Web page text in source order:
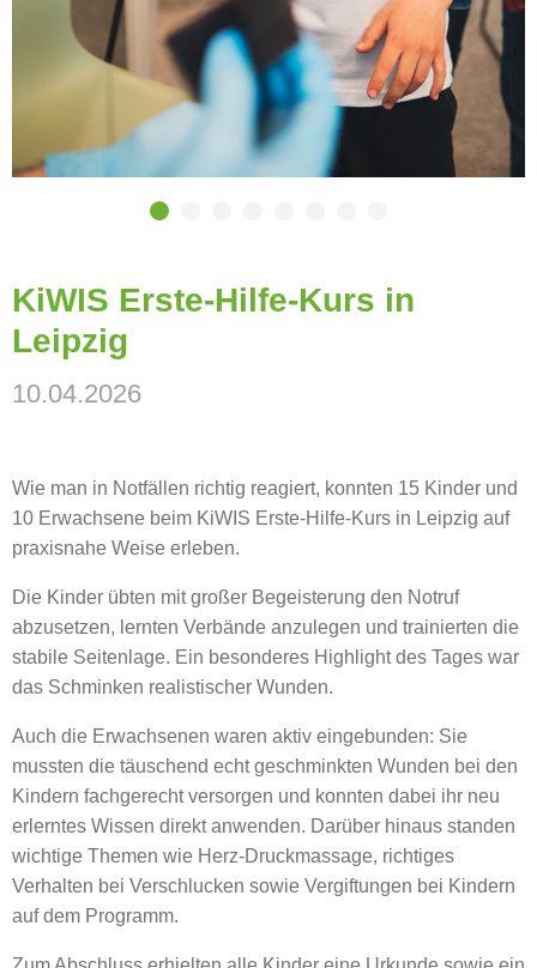
KiWIS Erste-Hilfe-Kurs in
Leipzig
10.04.2026
Wie man in Notfällen richtig reagiert, konnten 15 Kinder und
10 Erwachsene beim KiWIS Erste-Hilfe-Kurs in Leipzig auf
praxisnahe Weise erleben.
Die Kinder übten mit großer Begeisterung den Notruf
abzusetzen, lernten Verbände anzulegen und trainierten die
stabile Seitenlage. Ein besonderes Highlight des Tages war
das Schminken realistischer Wunden.
Auch die Erwachsenen waren aktiv eingebunden: Sie
mussten die täuschend echt geschminkten Wunden bei den
Kindern fachgerecht versorgen und konnten dabei ihr neu
erlerntes Wissen direkt anwenden. Darüber hinaus standen
wichtige Themen wie Herz-Druckmassage, richtiges
Verhalten bei Verschlucken sowie Vergiftungen bei Kindern
auf dem Programm.